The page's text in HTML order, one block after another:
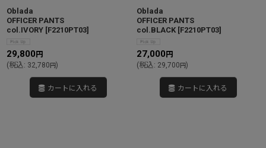
Oblada
OFFICER PANTS
col.IVORY [F2210PT03]
29,800 円
(税込: 32,780円)
カートに入れる
Oblada
OFFICER PANTS
col.BLACK [F2210PT03]
27,000 円
(税込: 29,700円)
カートに入れる